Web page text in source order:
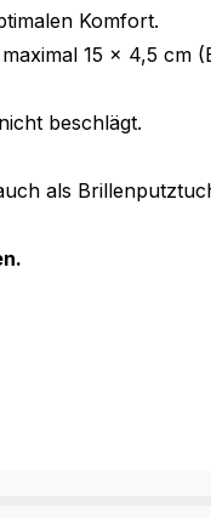
Komfort.
15 x 4,5 cm
beschlägt.
als